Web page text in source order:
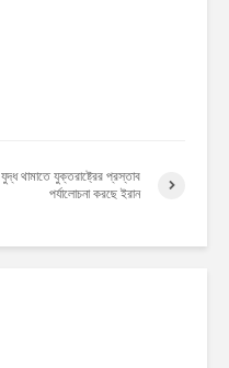
যুদ্ধ থামাতে যুক্তরাষ্ট্রের প্রস্তাব
পর্যালোচনা করছে ইরান